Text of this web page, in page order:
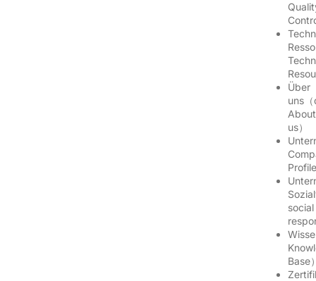
Über
uns
About
us）
social
Base